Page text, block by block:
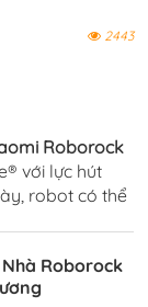
2443
Roborock
với lực hút
robot có thể
Roborock